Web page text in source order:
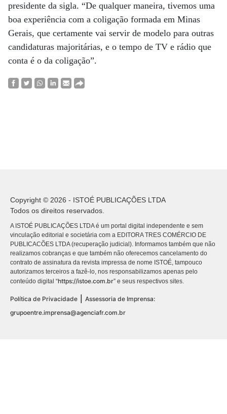
presidente da sigla. “De qualquer maneira, tivemos uma
boa experiência com a coligação formada em Minas
Gerais, que certamente vai servir de modelo para outras
candidaturas majoritárias, e o tempo de TV e rádio que
conta é o da coligação”.
Copyright © 2026 - ISTOÉ PUBLICAÇÕES LTDA
Todos os direitos reservados.
A ISTOÉ PUBLICAÇÕES LTDA é um portal digital independente e sem
vinculação editorial e societária com a EDITORA TRES COMÉRCIO DE
PUBLICACÕES LTDA (recuperação judicial). Informamos também que não
realizamos cobranças e que também não oferecemos cancelamento do
contrato de assinatura da revista impressa de nome ISTOÉ, tampouco
autorizamos terceiros a fazê-lo, nos responsabilizamos apenas pelo
conteúdo digital “https://istoe.com.br” e seus respectivos sites.
Política de Privacidade
Assessoria de Imprensa:
grupoentre.imprensa@agenciafr.com.br